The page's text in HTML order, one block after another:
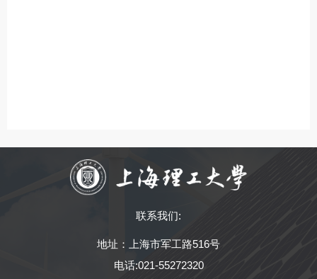
联系我们:
地址：上海市军工路516号
电话:021-55272320